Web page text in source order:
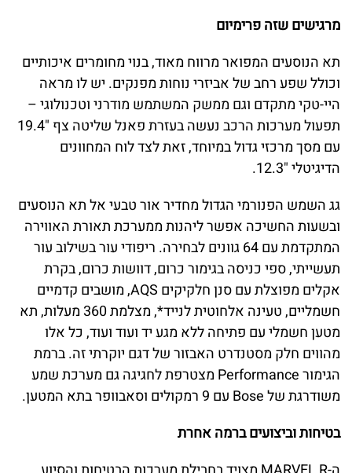
מרגישים שזה פרימיום
תא הנוסעים המפואר מרווח מאוד, בנוי מחומרים איכותיים
וכולל שפע רחב של אביזרי נוחות מפנקים. יש לו מראה
היי-טקי מתקדם וגם ממשק המשתמש מודרני וטכנולוגי –
תפעול מערכות הרכב נעשה בעזרת פאנל שליטה צף "19.4
עם מסך מרכזי גדול במיוחד, זאת לצד לוח המחוונים
הדיגיטלי "12.3.
גג השמש הפנורמי הגדול מחדיר אור טבעי אל תא הנוסעים
ובשעות החשיכה אפשר ליהנות ממערכת תאורת האווירה
המתקדמת עם 64 גוונים לבחירה. ריפודי עור בשילוב עור
תעשייתי, ספי כניסה בגימור כרום, דוושות כרום, בקרת
אקלים מפוצלת עם סנן חלקיקים AQS, מושבים קדמיים
חשמליים, טעינה אלחוטית לנייד*, מצלמת 360 מעלות, תא
מטען חשמלי עם פתיחה ללא מגע יד ועוד ועוד, כל אלו
מהווים חלק מסטנדרט האבזור של דגם יוקרתי זה. ברמת
הגימור Performance מצטרפת לחגיגה גם מערכת שמע
משודרגת של Bose עם 9 רמקולים וסאבוופר בתא המטען.
בטיחות וביצועים ברמה אחרת